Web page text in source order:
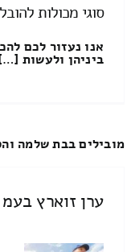
סוגי מכולות
אנו נעזור לכם
ביניהן ולעשות
מובילים בבת שלמה
ערן זוארץ